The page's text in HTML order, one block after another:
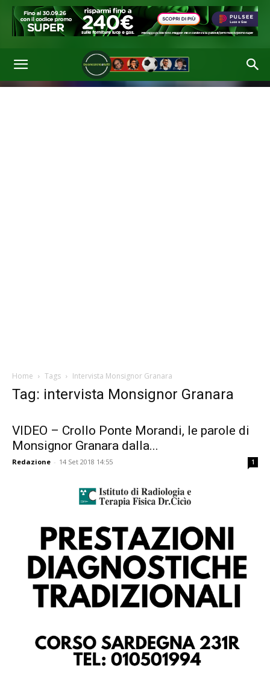
Home Tags Intervista Monsignor Granara
Tag: intervista Monsignor Granara
VIDEO – Crollo Ponte Morandi, le parole di
Monsignor Granara dalla...
Redazione - 14 Set 2018 14:55 1